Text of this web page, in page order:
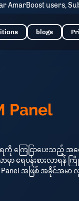
users, Subscriber
blogs
Panel
ကြေငြာပေးသည့် အရ
ေပန်းစားလာရန် ကြို
အဖြစ် အခိုင်အမာ လူ